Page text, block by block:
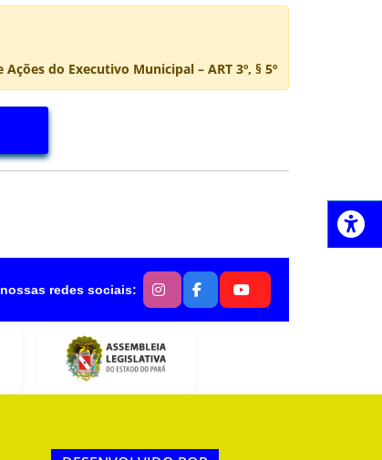
do Executivo Municipal – ART 3º, § 5º
redes sociais: